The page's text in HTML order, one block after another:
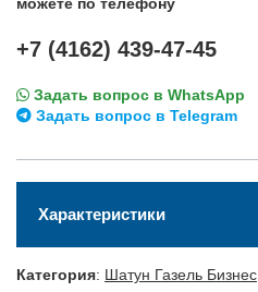
+7 (4162) 439-47-45
Задать вопрос в WhatsApp
Задать вопрос в Telegram
Характеристики
Категория: Шатун Газель Бизнес